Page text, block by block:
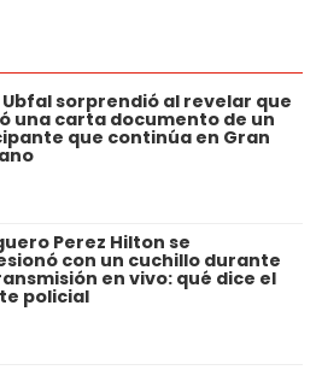
Ubfal sorprendió al revelar que
una carta documento de un
que continúa en Gran
Perez Hilton se
con un cuchillo durante
en vivo: qué dice el
policial